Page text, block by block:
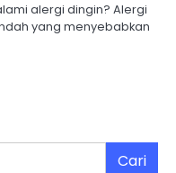
alergi dingin? Alergi
yang menyebabkan
Cari